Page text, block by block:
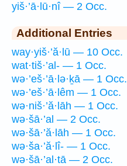
yiš·’ā·lū·nî — 2 Occ.
Additional Entries
way·yiš·’ă·lū — 10 Occ.
wat·tiš·’al- — 1 Occ.
wə·’eš·’ā·lə·ḵā — 1 Occ.
wə·’eš·’ā·lêm — 1 Occ.
wə·niš·’ă·lāh — 1 Occ.
wə·šā·’al — 2 Occ.
wə·šā·’ă·lāh — 1 Occ.
wə·ša·’ă·lî- — 1 Occ.
wə·šā·’al·tā — 2 Occ.